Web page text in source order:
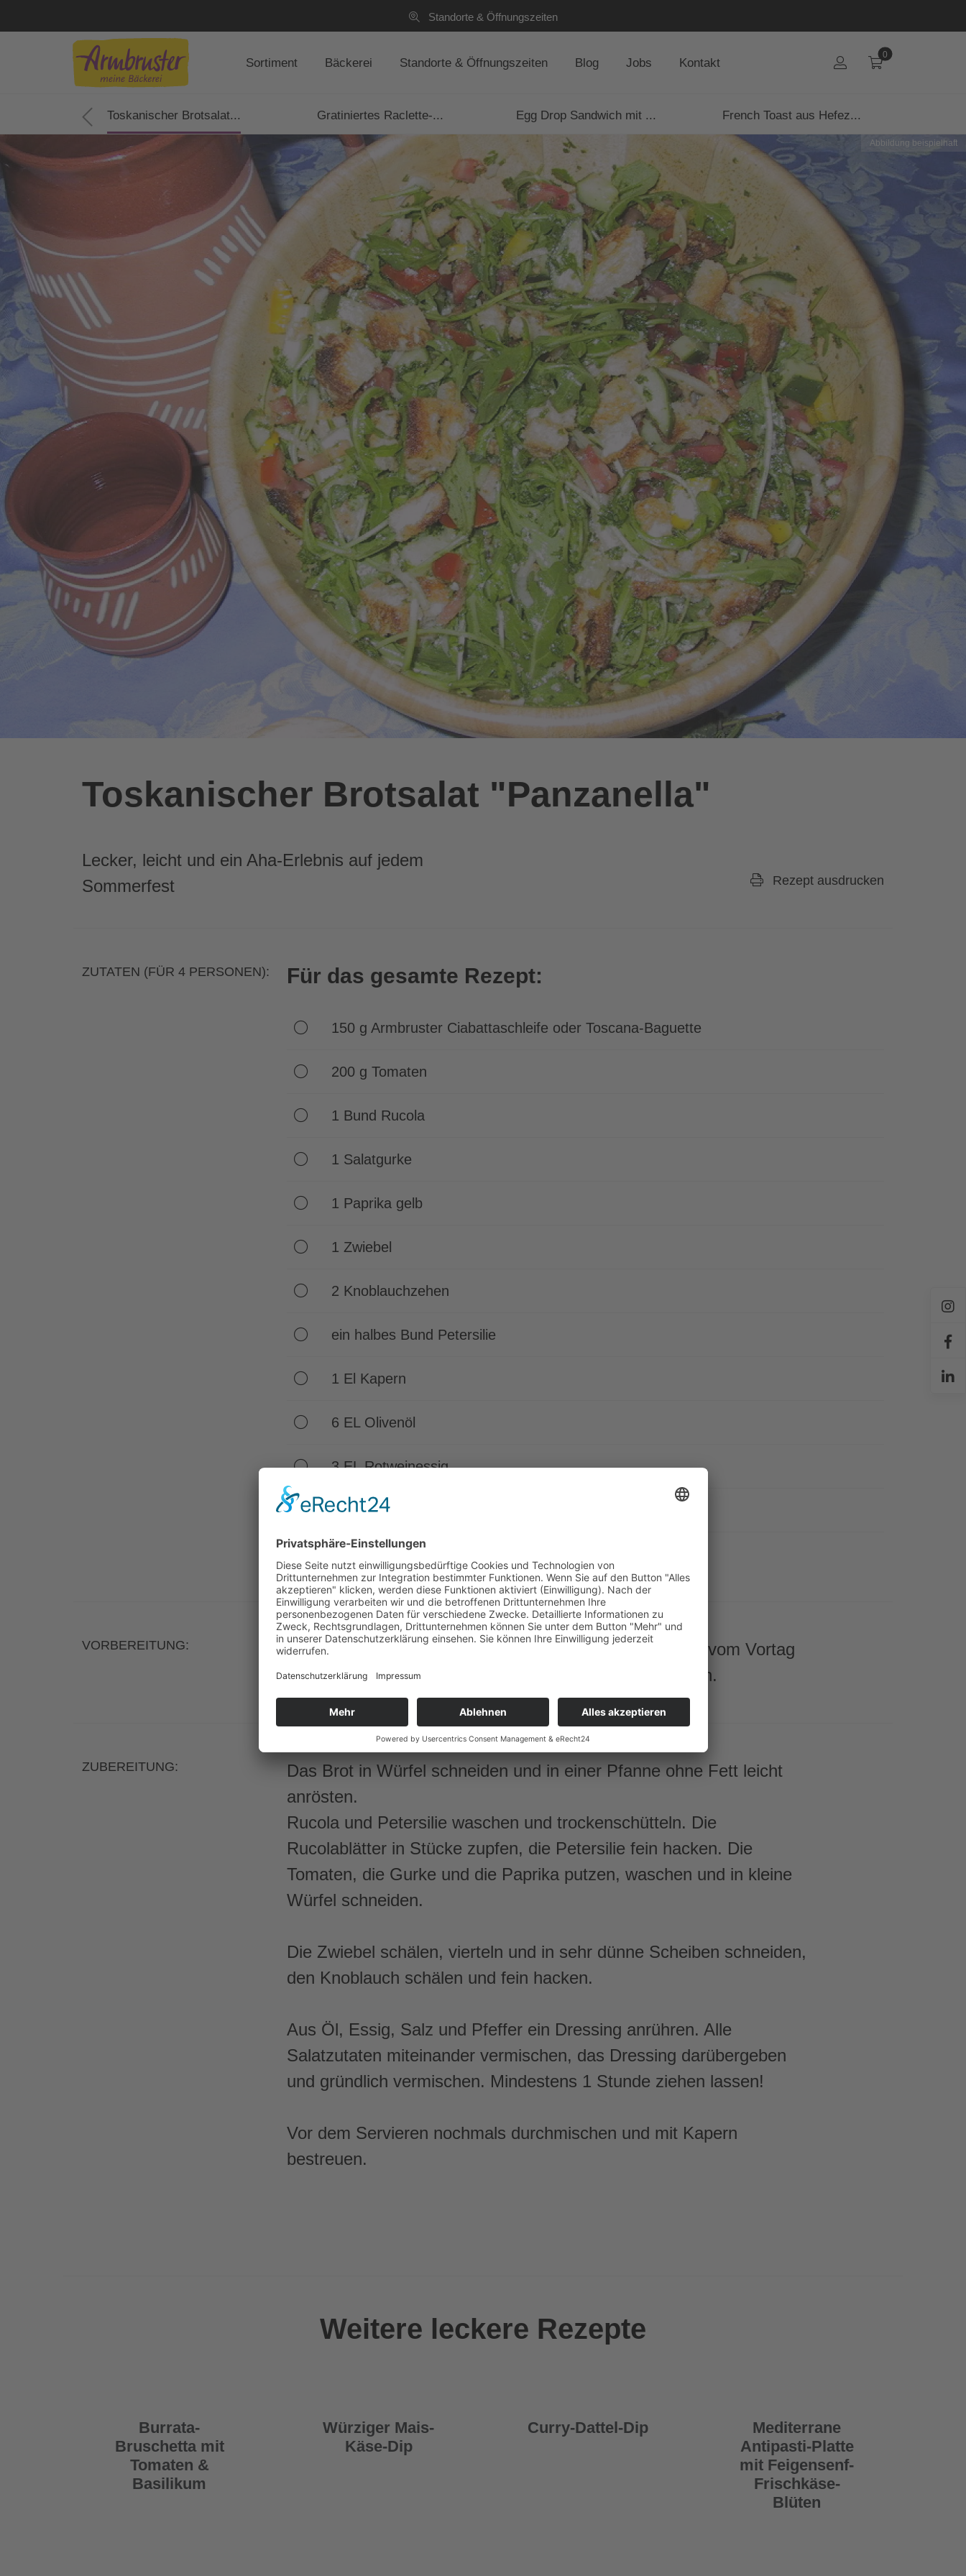
Standorte & Öffnungszeiten
Sortiment Bäckerei Standorte & Öffnungszeiten Blog Jobs Kontakt
0
Toskanischer Brotsalat... Gratiniertes Raclette-... Egg Drop Sandwich mit ... French Toast aus Hefez...
Abbildung beispielhaft
Toskanischer Brotsalat "Panzanella"
Lecker, leicht und ein Aha-Erlebnis auf jedem
Sommerfest
Rezept ausdrucken
ZUTATEN (FÜR 4 PERSONEN): Für das gesamte Rezept:
150 g Armbruster Ciabattaschleife oder Toscana-Baguette
200 g Tomaten
1 Bund Rucola
1 Salatgurke
1 Paprika gelb
1 Zwiebel
2 Knoblauchzehen
ein halbes Bund Petersilie
1 El Kapern
6 EL Olivenöl
3 EL Rotweinessig
Salz, Pfeffer
VORBEREITUNG:
Das Ciabatta oder Toscana-Baguette sollte mindestens vom Vortag
sein oder auch älter – bitte kein frisches Brot verwenden.
ZUBEREITUNG:
Das Brot in Würfel schneiden und in einer Pfanne ohne Fett leicht
anrösten.
Rucola und Petersilie waschen und trockenschütteln. Die
Rucolablätter in Stücke zupfen, die Petersilie fein hacken. Die
Tomaten, die Gurke und die Paprika putzen, waschen und in kleine
Würfel schneiden.
Die Zwiebel schälen, vierteln und in sehr dünne Scheiben schneiden,
den Knoblauch schälen und fein hacken.
Aus Öl, Essig, Salz und Pfeffer ein Dressing anrühren. Alle
Salatzutaten miteinander vermischen, das Dressing darübergeben
und gründlich vermischen. Mindestens 1 Stunde ziehen lassen!
Vor dem Servieren nochmals durchmischen und mit Kapern
bestreuen.
Weitere leckere Rezepte
Burrata-
Bruschetta mit
Tomaten &
Basilikum
Würziger Mais-
Käse-Dip
Curry-Dattel-Dip
Mediterrane
Antipasti-Platte
mit Feigensenf-
Frischkäse-
Blüten